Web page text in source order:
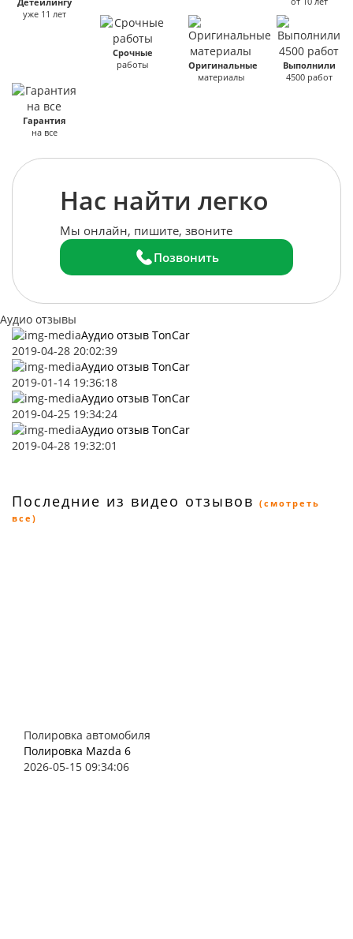
уже 11 лет
Срочные
работы
Оригинальные
материалы
Выполнили
4500 работ
Гарантия
на все
Нас найти легко
Мы онлайн, пишите, звоните
Позвонить
Аудио отзывы
Аудио отзыв TonCar
2019-04-28 20:02:39
Аудио отзыв TonCar
2019-01-14 19:36:18
Аудио отзыв TonCar
2019-04-25 19:34:24
Аудио отзыв TonCar
2019-04-28 19:32:01
Последние из видео отзывов (смотреть
все)
Полировка автомобиля
Полировка Mazda 6
2026-05-15 09:34:06